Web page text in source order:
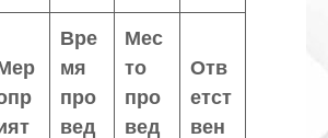
Вре
мя
про
вед
Мес
то
про
вед
Отв
етст
вен